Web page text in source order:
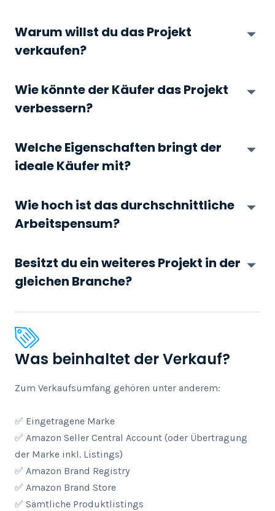
Warum willst du das Projekt
verkaufen?
Wie könnte der Käufer das Projekt
verbessern?
Welche Eigenschaften bringt der
ideale Käufer mit?
Wie hoch ist das durchschnittliche
Arbeitspensum?
Besitzt du ein weiteres Projekt in der
gleichen Branche?
Was beinhaltet der Verkauf?
Zum Verkaufsumfang gehören unter anderem:
✅ Eingetragene Marke
✅ Amazon Seller Central Account (oder Übertragung
der Marke inkl. Listings)
✅ Amazon Brand Registry
✅ Amazon Brand Store
✅ Sämtliche Produktlistings